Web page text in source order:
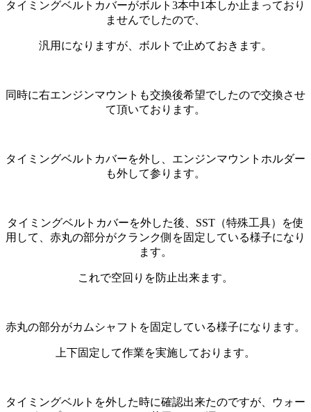
タイミングベルトカバーがボルト3本中1本しか止まっており
ませんでしたので、
汎用になりますが、ボルトで止めておきます。
同時に右エンジンマウントも交換後希望でしたので交換させ
て頂いております。
タイミングベルトカバーを外し、エンジンマウントホルダー
も外して参ります。
タイミングベルトカバーを外した後、SST（特殊工具）を使
用して、赤丸の部分がクランク側を固定している様子になり
ます。
これで空回りを防止出来ます。
赤丸の部分がカムシャフトを固定している様子になります。
上下固定して作業を実施しております。
タイミングベルトを外した時に確認出来たのですが、ウォー